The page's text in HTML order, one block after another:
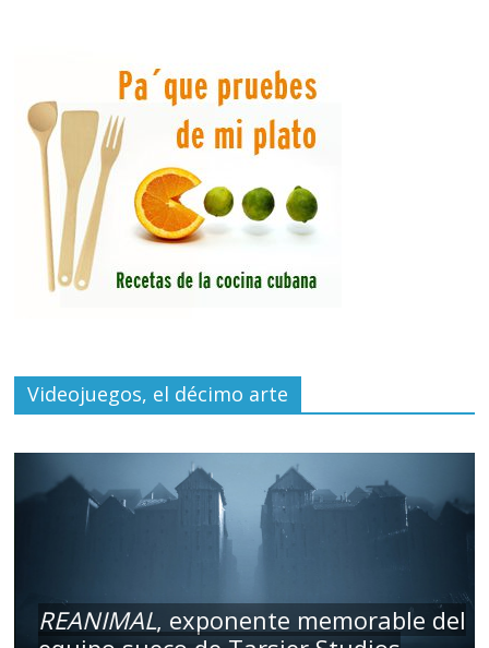
Videojuegos, el décimo arte
REANIMAL, exponente memorable del